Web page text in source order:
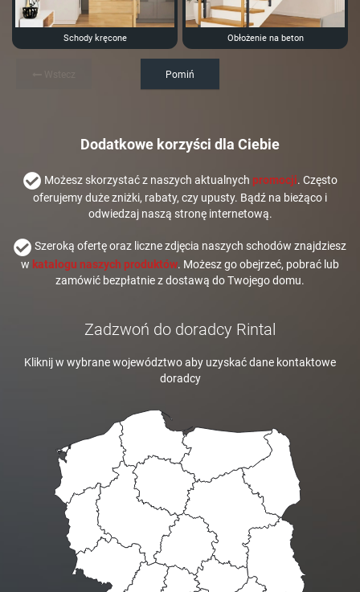
Schody kręcone Obłożenie na beton
Pomiń
Dodatkowe korzyści dla Ciebie
Możesz skorzystać z naszych aktualnych promocji. Często
oferujemy duże zniżki, rabaty, czy upusty. Bądź na bieżąco i
odwiedzaj naszą stronę internetową.
Szeroką ofertę oraz liczne zdjęcia naszych schodów znajdziesz
w katalogu naszych produktów. Możesz go obejrzeć, pobrać lub
zamówić bezpłatnie z dostawą do Twojego domu.
Zadzwoń do doradcy Rintal
Kliknij w wybrane województwo aby uzyskać dane kontaktowe
doradcy